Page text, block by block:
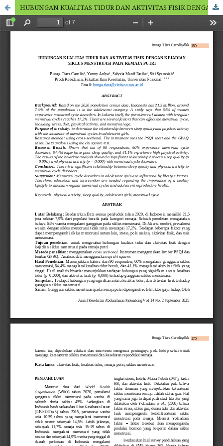
HUBUNGAN KUALITAS TIDUR DAN AKTIVITAS FISIK DENGAN KEJADIAN SIKLUS MENSTRUASI PADA REMAJA PUTRI